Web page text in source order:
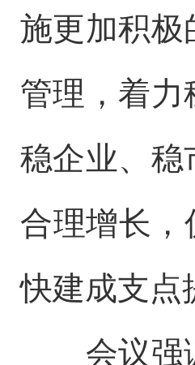
施更加积极
管理，着力
稳企业、稳
合理增长，
快建成支点
会议强